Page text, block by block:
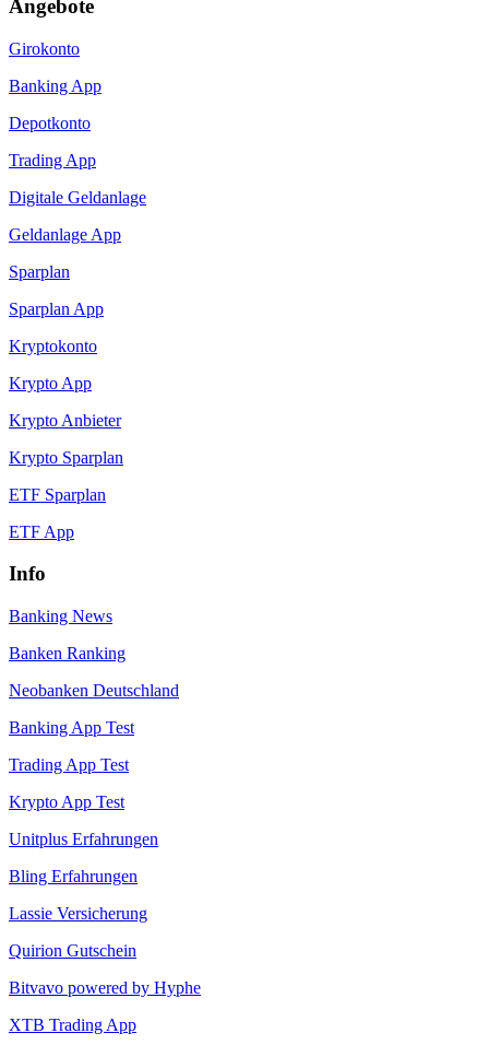
Angebote
Girokonto
Banking App
Depotkonto
Trading App
Digitale Geldanlage
Geldanlage App
Sparplan
Sparplan App
Kryptokonto
Krypto App
Krypto Anbieter
Krypto Sparplan
ETF Sparplan
ETF App
Info
Banking News
Banken Ranking
Neobanken Deutschland
Banking App Test
Trading App Test
Krypto App Test
Unitplus Erfahrungen
Bling Erfahrungen
Lassie Versicherung
Quirion Gutschein
Bitvavo powered by Hyphe
XTB Trading App